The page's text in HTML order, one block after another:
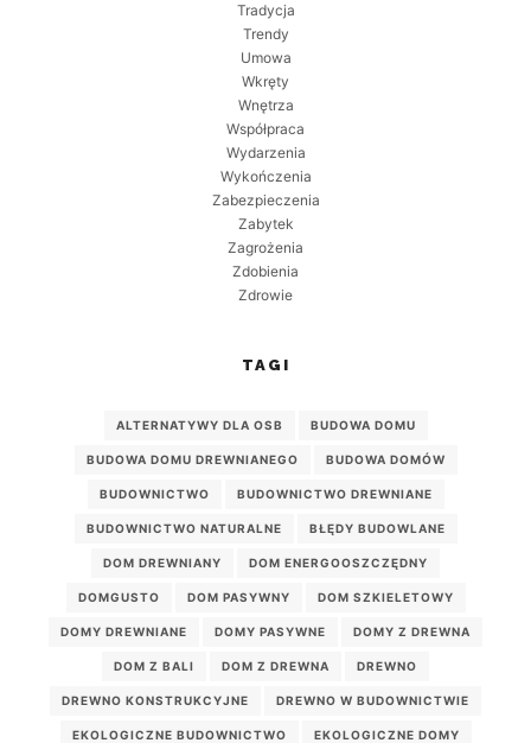
Tradycja
Trendy
Umowa
Wkręty
Wnętrza
Współpraca
Wydarzenia
Wykończenia
Zabezpieczenia
Zabytek
Zagrożenia
Zdobienia
Zdrowie
TAGI
ALTERNATYWY DLA OSB BUDOWA DOMU
BUDOWA DOMU DREWNIANEGO BUDOWA DOMÓW
BUDOWNICTWO BUDOWNICTWO DREWNIANE
BUDOWNICTWO NATURALNE BŁĘDY BUDOWLANE
DOM DREWNIANY DOM ENERGOOSZCZĘDNY
DOMGUSTO DOM PASYWNY DOM SZKIELETOWY
DOMY DREWNIANE DOMY PASYWNE DOMY Z DREWNA
DOM Z BALI DOM Z DREWNA DREWNO
DREWNO KONSTRUKCYJNE DREWNO W BUDOWNICTWIE
EKOLOGICZNE BUDOWNICTWO EKOLOGICZNE DOMY